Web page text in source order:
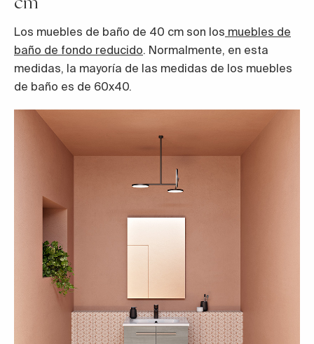
Los muebles de baño de 40 cm son los muebles de
baño de fondo reducido . Normalmente, en esta
medidas, la mayoría de las medidas de los muebles
de baño es de 60x40.